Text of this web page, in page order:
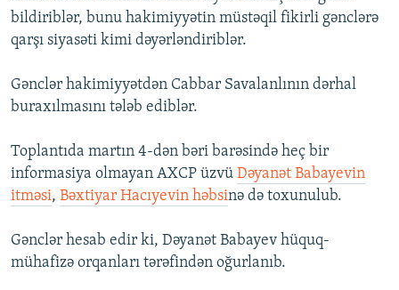
bildiriblər, bunu hakimiyyətin müstəqil fikirli gənclərə
qarşı siyasəti kimi dəyərləndiriblər.
Gənclər hakimiyyətdən Cabbar Savalanlının dərhal
buraxılmasını tələb ediblər.
Toplantıda martın 4-dən bəri barəsində heç bir
informasiya olmayan AXCP üzvü Dəyanət Babayevin
itməsi, Bəxtiyar Hacıyevin həbsinə də toxunulub.
Gənclər hesab edir ki, Dəyanət Babayev hüquq-
mühafizə orqanları tərəfindən oğurlanıb.